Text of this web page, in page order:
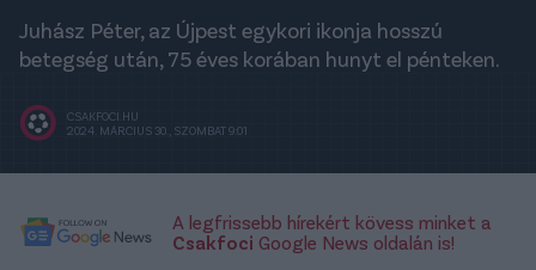
Juhász Péter, az Újpest egykori ikonja hosszú
betegség után, 75 éves korában hunyt el pénteken.
CSAKFOCI.HU
2024. MÁRCIUS 30., SZOMBAT 9:01
A legfrissebb hírekért kövess minket a
Csakfoci Google News oldalán is!